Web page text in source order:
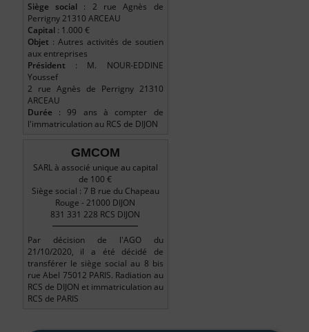
Siège social : 2 rue Agnès de
Perrigny 21310 ARCEAU
Capital: 1.000 €
Objet : Autres activités de soutien
aux entreprises
Président : M. NOUR-EDDINE
Youssef
2 rue Agnès de Perrigny 21310
ARCEAU
Durée : 99 ans à compter de
l'immatriculation au RCS de DIJON
GMCOM
SARL à associé unique au capital
de 100 €
Siège social : 7 B rue du Chapeau
Rouge - 21000 DIJON
831 331 228 RCS DIJON
Par décision de l'AGO du
21/10/2020, il a été décidé de
transférer le siège social au 8 bis
rue Abel 75012 PARIS. Radiation au
RCS de DIJON et immatriculation au
RCS de PARIS